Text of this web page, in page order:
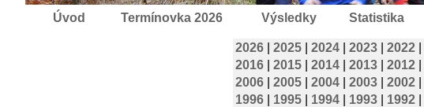
Úvod Termínovka 2026 Výsledky Statistika
2026 2025 2024 2023 2022
2016
2015 2014 2013 2012
2006
2005 2004 2003 2002
1996
1995 1994 1993 1992